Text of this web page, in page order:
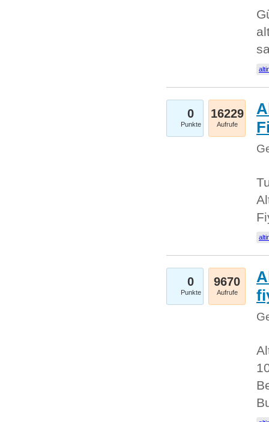
0
Punkte
16229
Aufrufe
0
Punkte
9670
Aufrufe